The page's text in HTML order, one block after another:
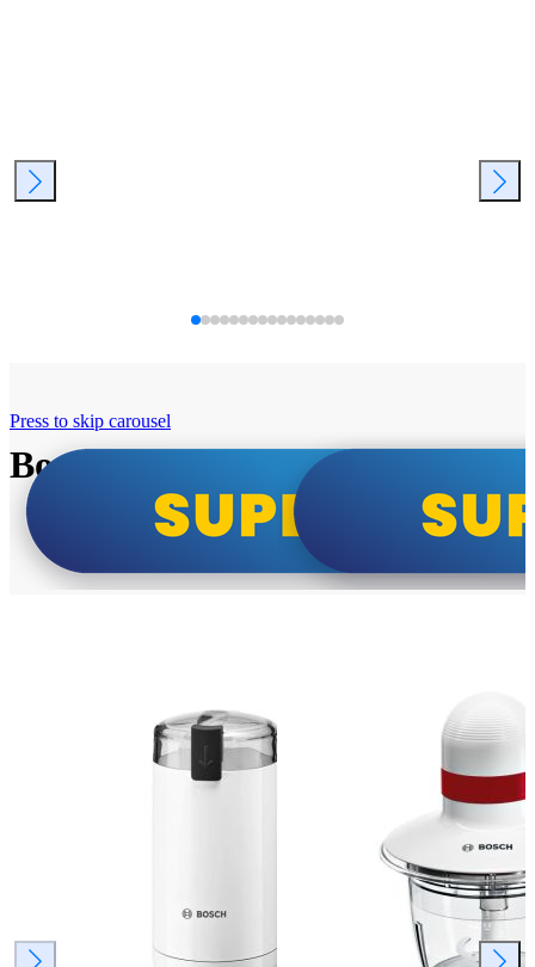
Bosch super cene
Press to skip carousel